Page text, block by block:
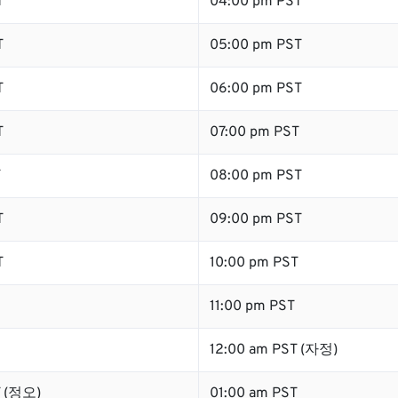
05:00 pm PST
06:00 pm PST
07:00 pm PST
08:00 pm PST
09:00 pm PST
10:00 pm PST
11:00 pm PST
12:00 am PST (자정)
(정오) 01:00 am PST